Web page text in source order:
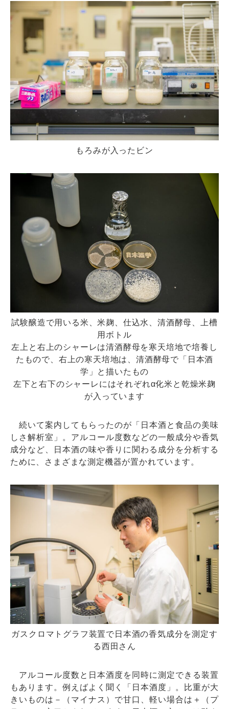
もろみが入ったビン
試験醸造で用いる米、米麹、仕込水、清酒酵母、上槽
用ボトル
左上と右上のシャーレは清酒酵母を寒天培地で培養し
たもので、右上の寒天培地は、清酒酵母で「日本酒
学」と描いたもの
左下と右下のシャーレにはそれぞれα化米と乾燥米麹
が入っています
続いて案内してもらったのが「日本酒と食品の美味
しさ解析室」。アルコール度数などの一般成分や香気
成分など、日本酒の味や香りに関わる成分を分析する
ために、さまざまな測定機器が置かれています。
ガスクロマトグラフ装置で日本酒の香気成分を測定す
る西田さん
アルコール度数と日本酒度を同時に測定できる装置
もあります。例えばよく聞く「日本酒度」。比重が大
きいものは－（マイナス）で甘口、軽い場合は＋（プ